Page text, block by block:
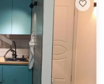
lens